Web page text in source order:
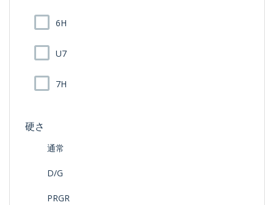
6H
U7
7H
硬さ
通常
D/G
PRGR